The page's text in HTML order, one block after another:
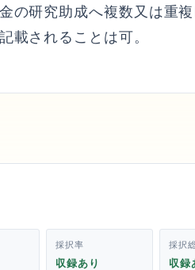
の研究助成へ複数又は重
載されることは可。
採択率
収録あり
採択
収録